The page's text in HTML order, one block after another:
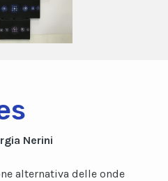
Nerini
alternativa delle onde